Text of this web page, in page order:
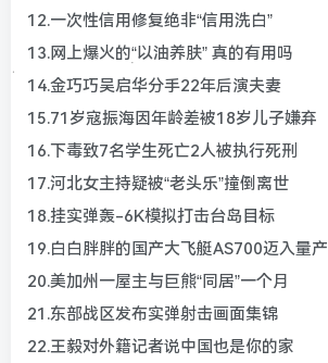
12.一次性信用修复绝非“信用洗白”
13.网上爆火的“以油养肤” 真的有用吗
14.金巧巧吴启华分手22年后演夫妻
15.71岁寇振海因年龄差被18岁儿子嫌弃
16.下毒致7名学生死亡2人被执行死刑
17.河北女主持疑被“老头乐”撞倒离世
18.挂实弹轰-6K模拟打击台岛目标
19.白白胖胖的国产大飞艇AS700迈入量产
20.美加州一屋主与巨熊“同居”一个月
21.东部战区发布实弹射击画面集锦
22.王毅对外籍记者说中国也是你的家